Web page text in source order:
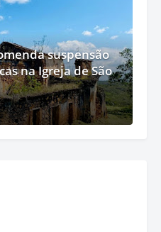
suspensão
na Igreja de São